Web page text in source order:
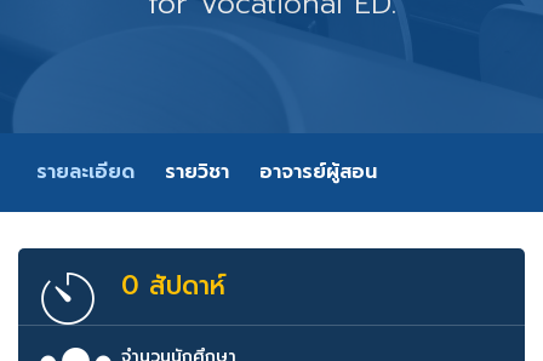
รายละเอียด รายวิชา อาจารย์ผู้สอน
0 สัปดาห์